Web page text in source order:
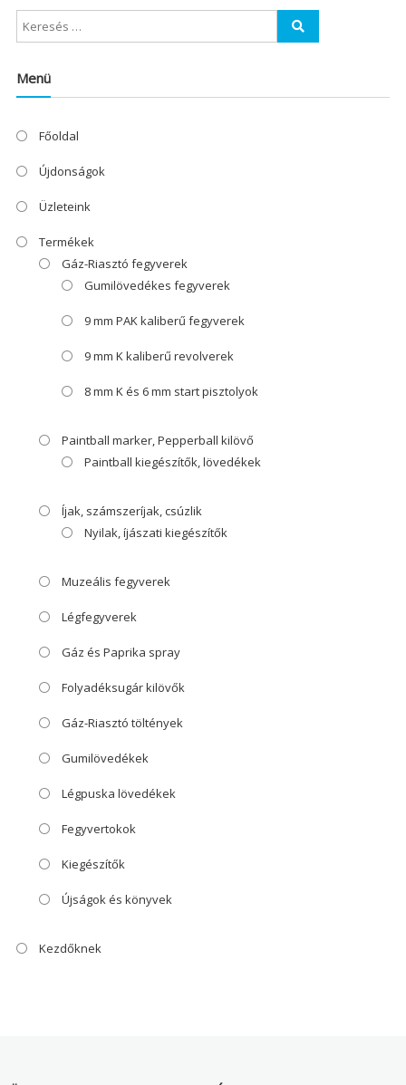
Menü
Főoldal
Újdonságok
Üzleteink
Termékek
Gáz-Riasztó fegyverek
Gumilövedékes fegyverek
9 mm PAK kaliberű fegyverek
9 mm K kaliberű revolverek
8 mm K és 6 mm start pisztolyok
Paintball marker, Pepperball kilövő
Paintball kiegészítők, lövedékek
Íjak, számszeríjak, csúzlik
Nyilak, íjászati kiegészítők
Muzeális fegyverek
Légfegyverek
Gáz és Paprika spray
Folyadéksugár kilövők
Gáz-Riasztó töltények
Gumilövedékek
Légpuska lövedékek
Fegyvertokok
Kiegészítők
Újságok és könyvek
Kezdőknek